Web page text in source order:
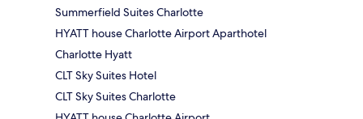
Summerfield Suites Charlotte
HYATT house Charlotte Airport Aparthotel
Charlotte Hyatt
CLT Sky Suites Hotel
CLT Sky Suites Charlotte